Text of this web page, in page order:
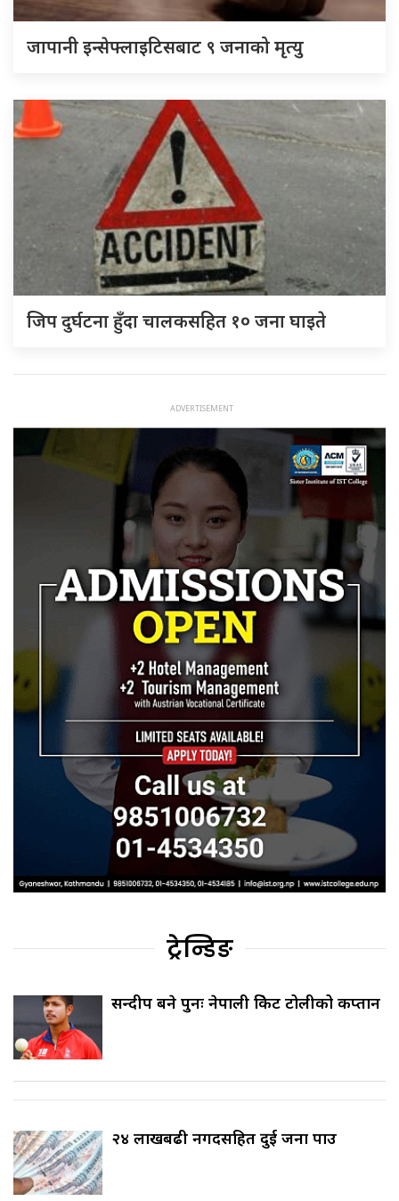
जापानी इन्सेफ्लाइटिसबाट ९ जनाको मृत्यु
जिप दुर्घटना हुँदा चालकसहित १० जना घाइते
ट्रेन्डिङ
सन्दीप बने पुनः नेपाली क्रिकेट टोलीको कप्तान
२४ लाखबढी नगदसहित दुई जना पक्राउ